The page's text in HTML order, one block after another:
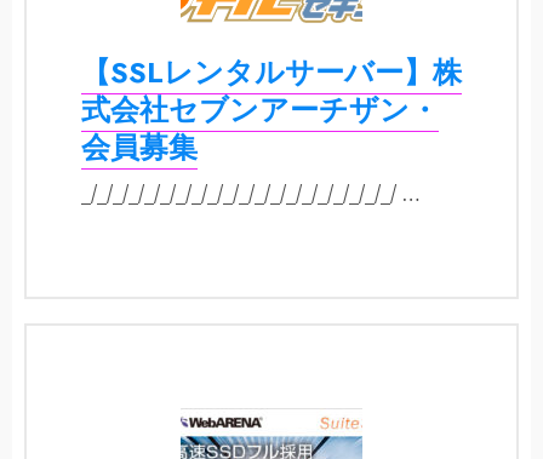
【SSLレンタルサーバー】株
式会社セブンアーチザン・
会員募集
_/_/_/_/_/_/_/_/_/_/_/_/_/_/_/_/_/_/_/_/ …